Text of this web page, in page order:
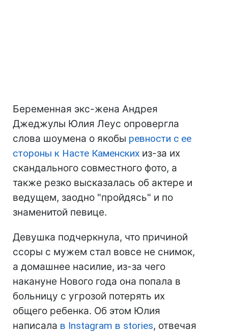
Беременная экс-жена Андрея
Джеджулы Юлия Леус опровергла
слова шоумена о якобы ревности с ее
стороны к Насте Каменских из-за их
скандального совместного фото, а
также резко высказалась об актере и
ведущем, заодно "пройдясь" и по
знаменитой певице.
Девушка подчеркнула, что причиной
ссоры с мужем стал вовсе не снимок,
а домашнее насилие, из-за чего
накануне Нового года она попала в
больницу с угрозой потерять их
общего ребенка. Об этом Юлия
написала в Instagram в stories, отвечая